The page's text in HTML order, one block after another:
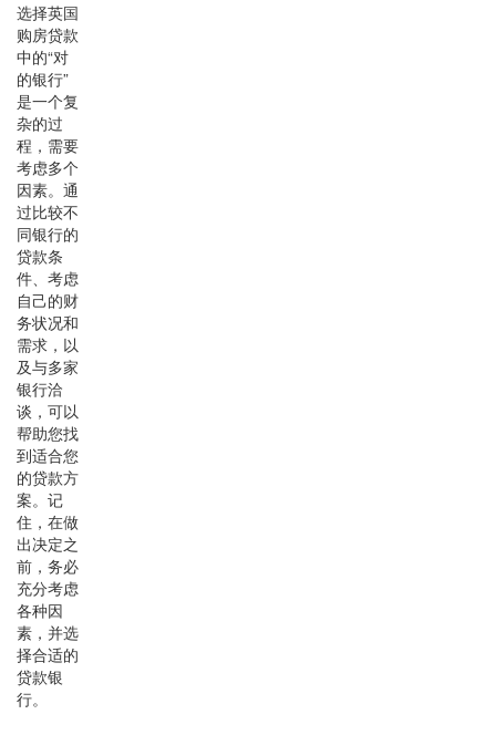
选择英国
购房贷款
中的“对
的银行”
是一个复
杂的过
程，需要
考虑多个
因素。通
过比较不
同银行的
贷款条
件、考虑
自己的财
务状况和
需求，以
及与多家
银行洽
谈，可以
帮助您找
到适合您
的贷款方
案。记
住，在做
出决定之
前，务必
充分考虑
各种因
素，并选
择合适的
贷款银
行。